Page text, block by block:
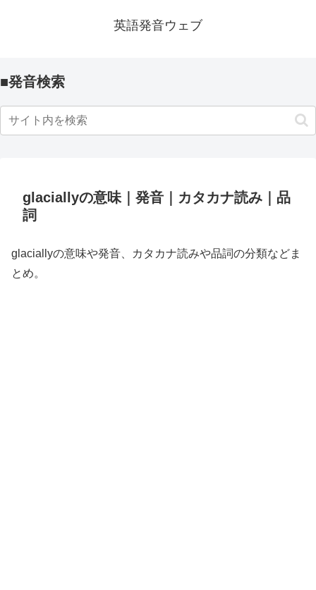
英語発音ウェブ
■発音検索
glaciallyの意味｜発音｜カタカナ読み｜品
詞
glaciallyの意味や発音、カタカナ読みや品詞の分類などま
とめ。